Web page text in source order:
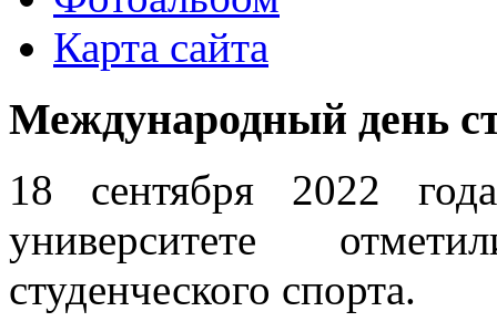
Карта сайта
Международный день
18 сентября 2022
университете
студенческого спорта.